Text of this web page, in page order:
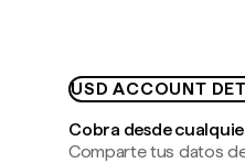
USD ACCOUNT
Cobra desde
Comparte tus datos